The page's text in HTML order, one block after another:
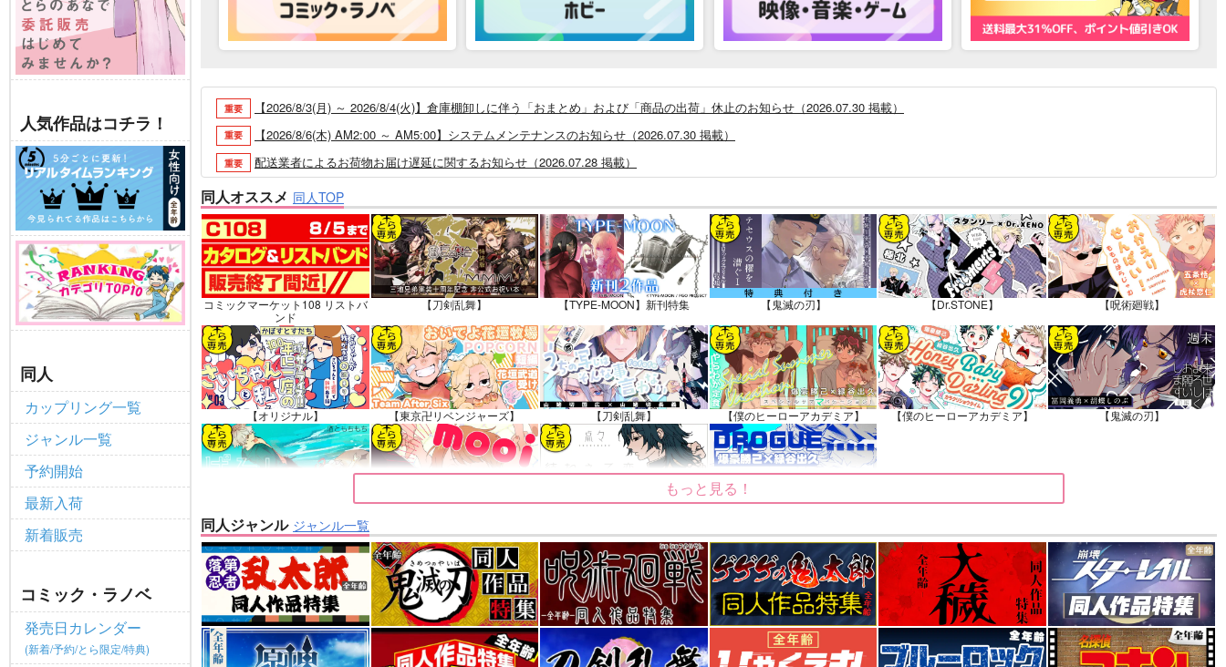
人気作品はコチラ！
同人
カップリング一覧
ジャンル一覧
予約開始
最新入荷
新着販売
コミック・ラノベ
発売日カレンダー
(新着/予約/とら限定/特典)
重要 【2026/8/3(月) ～ 2026/8/4(火)】倉庫棚卸しに伴う「おまとめ」および「商品の出荷」休止のお知らせ（2026.07.30 掲載）
重要 【2026/8/6(木) AM2:00 ～ AM5:00】システムメンテナンスのお知らせ（2026.07.30 掲載）
重要 配送業者によるお荷物お届け遅延に関するお知らせ（2026.07.28 掲載）
重要 各種おまとめお荷物の発送状況につきまして（2026.07.30 掲載）
重要 【2026/5/7より】再販投票システム・アップデートのお知らせ（2026.05.07 掲載）
重要 【2026/4/1より】とらのあなプレミアム、新支払い方法＆新プラン導入のお知らせ（2026.03.09 掲載）
重要 おまとめサイクル「定期便(月2)」一般会員様の利用再開のお知らせ（2026.02.05 掲載）
重要 「とらのあな×駿河屋日本橋乙女同人誌館」通販店頭受取サービス開始のお知らせ（2026.01.05 更新｜2025.12.30 掲載）
重要 【2025/12/1より】「通販ポイント⇒とらコイン変換キャンペーン」終了のお知らせ（2025.11.21 掲載）
重要 個人情報保護方針の改定について（2025.09.19 更新｜2025.08.01 掲載）
重要 ポイント付与・管理体制改定のお知らせ（2024.11.20 掲載）
全てのお知らせを見る
同人オススメ 同人TOP
コミックマーケット108 リストバ
ンド
【刀剣乱舞】 【TYPE-MOON】新刊特集 【鬼滅の刃】 【Dr.STONE】 【呪術廻戦】
【オリジナル】 【東京卍リベンジャーズ】 【刀剣乱舞】 【僕のヒーローアカデミア】 【僕のヒーローアカデミア】 【鬼滅の刃】
もっと見る！
同人ジャンル ジャンル一覧